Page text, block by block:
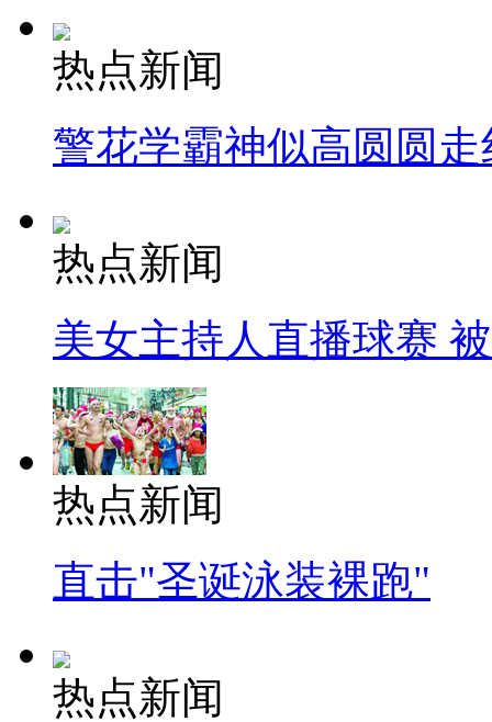
热点新闻
警花学霸神似高圆圆走
热点新闻
美女主持人直播球赛
热点新闻
直击"圣诞泳装裸跑"
热点新闻